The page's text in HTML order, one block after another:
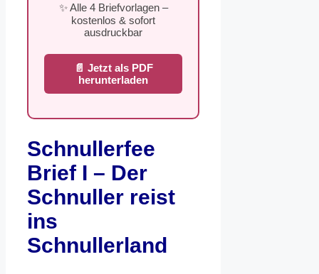
✨ Alle 4 Briefvorlagen –
kostenlos & sofort
ausdruckbar
📄 Jetzt als PDF
herunterladen
Schnullerfee
Brief I – Der
Schnuller reist
ins
Schnullerland